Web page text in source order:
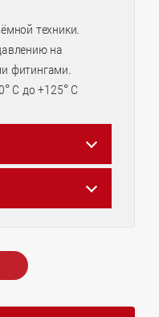
техники.
на
фитингами.
C до +125° C